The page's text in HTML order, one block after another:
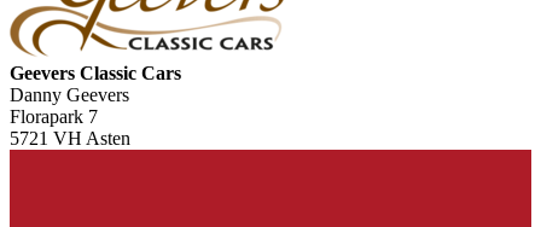
Geevers Classic Cars
Danny Geevers
Florapark 7
5721 VH Asten